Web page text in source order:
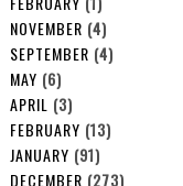
NOVEMBER (4)
SEPTEMBER (4)
MAY (6)
APRIL (3)
FEBRUARY (13)
JANUARY (91)
DECEMBER (273)